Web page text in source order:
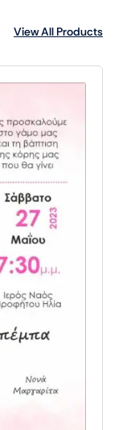
View All Products